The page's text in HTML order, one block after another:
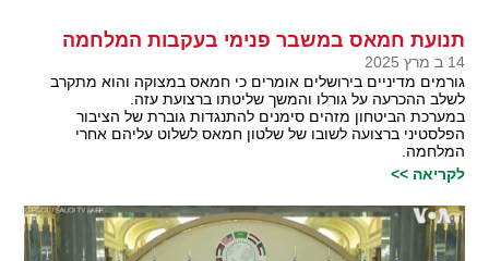
תנועת חמאס במשבר פנימי בעקבות המלחמה
14 ב מרץ 2025
גורמים מדיניים בירושלים אומרים כי חמאס במצוקה והוא מתקרב
לשלב ההכרעה על גורלו והמשך שליטתו ברצועת עזה.
במערכת הביטחון מזהים סימנים להתנגדות גוברת של הציבור
הפלסטיני ברצועה לשובו של שלטון חמאס לשלוט עליהם אחרי
המלחמה.
לקריאה >>